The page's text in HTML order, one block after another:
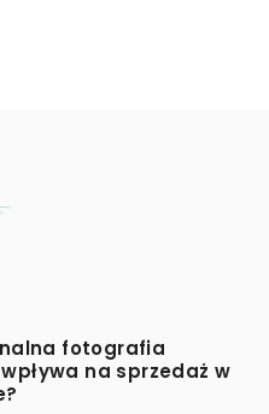
fotografia
na sprzedaż w